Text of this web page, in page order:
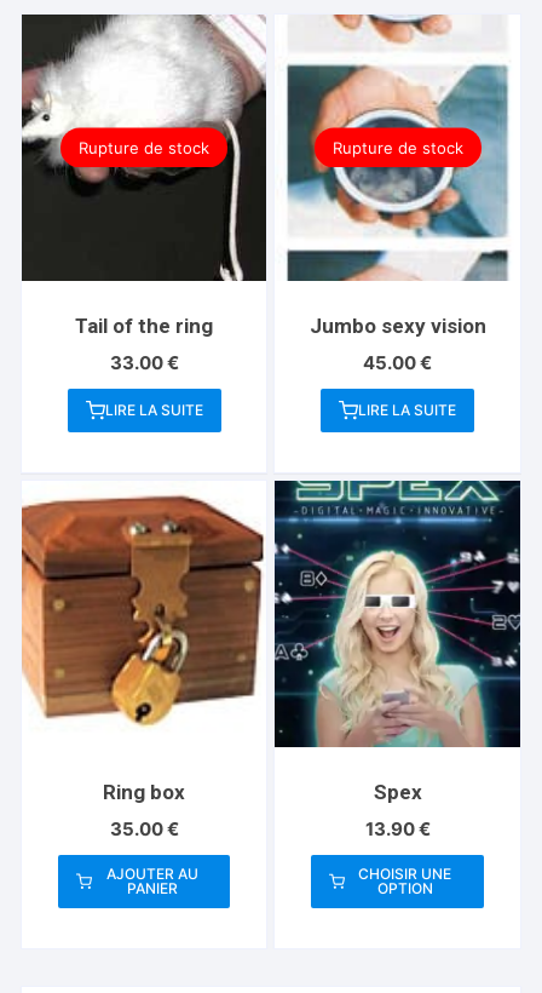
Rupture de stock
Tail of the ring
33.00€
LIRE LA SUITE
Rupture de stock
Jumbo sexy vision
45.00€
LIRE LA SUITE
Ring box
35.00€
AJOUTER AU
PANIER
Spex
13.90€
CHOISIR UNE
OPTION
Ce